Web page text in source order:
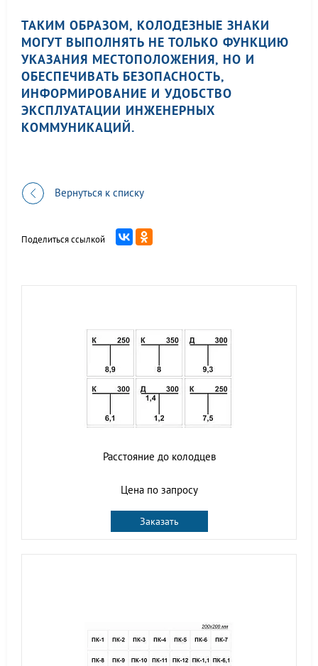
ТАКИМ ОБРАЗОМ, КОЛОДЕЗНЫЕ ЗНАКИ
МОГУТ ВЫПОЛНЯТЬ НЕ ТОЛЬКО ФУНКЦИЮ
УКАЗАНИЯ МЕСТОПОЛОЖЕНИЯ, НО И
ОБЕСПЕЧИВАТЬ БЕЗОПАСНОСТЬ,
ИНФОРМИРОВАНИЕ И УДОБСТВО
ЭКСПЛУАТАЦИИ ИНЖЕНЕРНЫХ
КОММУНИКАЦИЙ.
Вернуться к списку
Поделиться ссылкой
Расстояние до колодцев
Цена по запросу
Заказать